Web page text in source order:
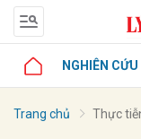
NGHIÊN CỨU
Trang chủ Thực